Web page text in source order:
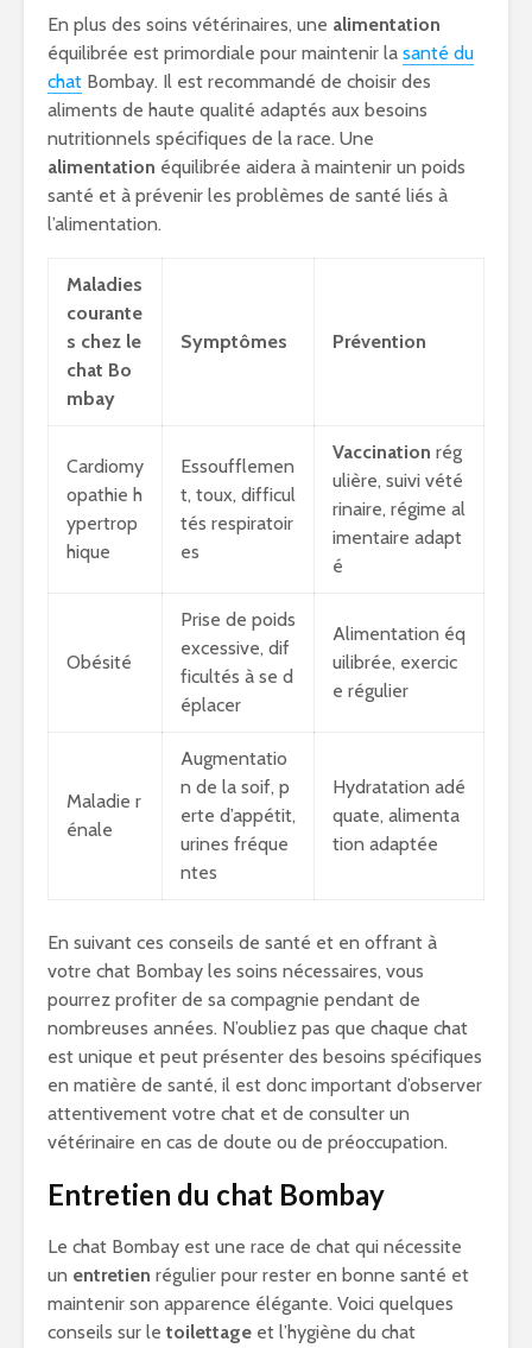
En plus des soins vétérinaires, une alimentation
équilibrée est primordiale pour maintenir la santé du
chat Bombay. Il est recommandé de choisir des
aliments de haute qualité adaptés aux besoins
nutritionnels spécifiques de la race. Une
alimentation équilibrée aidera à maintenir un poids
santé et à prévenir les problèmes de santé liés à
l’alimentation.
Maladies
courante
s chez le
chat Bo
mbay
Symptômes Prévention
Cardiomy
opathie h
ypertrop
hique
Essoufflemen
t, toux, difficul
tés respiratoir
es
Vaccination rég
ulière, suivi vété
rinaire, régime al
imentaire adapt
é
Obésité
Prise de poids
excessive, dif
ficultés à se d
éplacer
Alimentation éq
uilibrée, exercic
e régulier
Maladie r
énale
Augmentatio
n de la soif, p
erte d’appétit,
urines fréque
ntes
Hydratation adé
quate, alimenta
tion adaptée
En suivant ces conseils de santé et en offrant à
votre chat Bombay les soins nécessaires, vous
pourrez profiter de sa compagnie pendant de
nombreuses années. N’oubliez pas que chaque chat
est unique et peut présenter des besoins spécifiques
en matière de santé, il est donc important d’observer
attentivement votre chat et de consulter un
vétérinaire en cas de doute ou de préoccupation.
Entretien du chat Bombay
Le chat Bombay est une race de chat qui nécessite
un entretien régulier pour rester en bonne santé et
maintenir son apparence élégante. Voici quelques
conseils sur le toilettage et l’hygiène du chat